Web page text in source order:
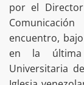
por el
encuentro,
en la última
Universitaria